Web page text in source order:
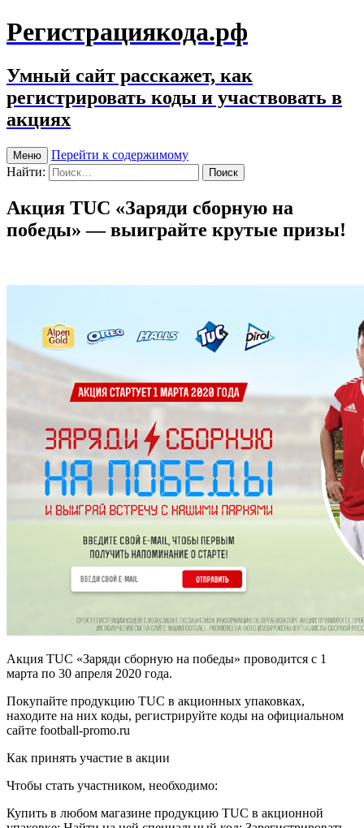
Регистрациякода.рф
Умный сайт расскажет, как
регистрировать коды и участвовать в
акциях
Меню
Перейти к содержимому
Найти:
Акция TUC «Заряди сборную на
победы» — выиграйте крутые призы!
Акция TUC «Заряди сборную на победы» проводится с 1
марта по 30 апреля 2020 года.
Покупайте продукцию TUC в акционных упаковках,
находите на них коды, регистрируйте коды на официальном
сайте football-promo.ru
Как принять участие в акции
Чтобы стать участником, необходимо:
Купить в любом магазине продукцию TUC в акционной